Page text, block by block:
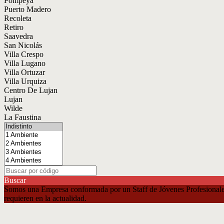
Puerto Madero
Recoleta
Retiro
Saavedra
San Nicolás
Villa Crespo
Villa Lugano
Villa Ortuzar
Villa Urquiza
Centro De Lujan
Lujan
Wilde
La Faustina
Buscar
Somos una Empresa conformada por un Staff de Jóvenes
requieren en la actualidad.